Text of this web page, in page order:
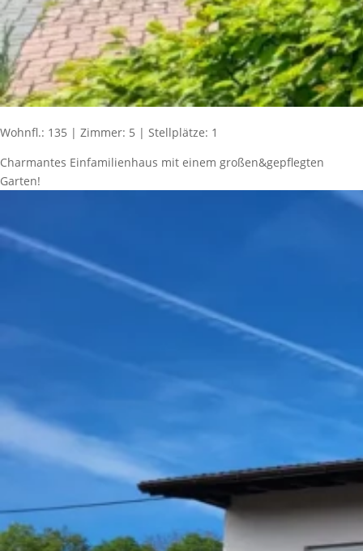
Wohnfl.: 135 | Zimmer: 5 | Stellplätze: 1
Charmantes Einfamilienhaus mit einem großen&gepflegten
Garten!